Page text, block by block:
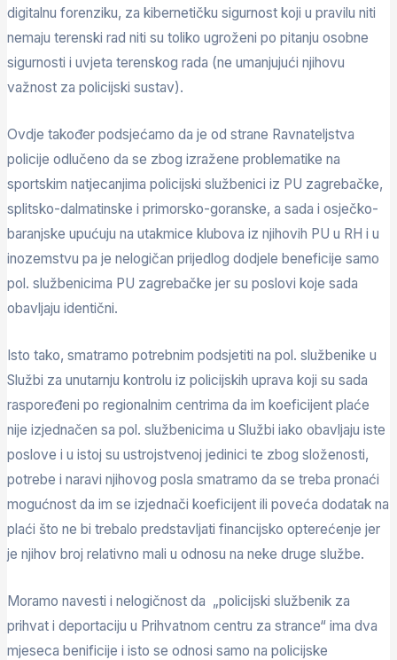
digitalnu forenziku, za kibernetičku sigurnost koji u pravilu niti
nemaju terenski rad niti su toliko ugroženi po pitanju osobne
sigurnosti i uvjeta terenskog rada (ne umanjujući njihovu
važnost za policijski sustav).
Ovdje također podsjećamo da je od strane Ravnateljstva
policije odlučeno da se zbog izražene problematike na
sportskim natjecanjima policijski službenici iz PU zagrebačke,
splitsko-dalmatinske i primorsko-goranske, a sada i osječko-
baranjske upućuju na utakmice klubova iz njihovih PU u RH i u
inozemstvu pa je nelogičan prijedlog dodjele beneficije samo
pol. službenicima PU zagrebačke jer su poslovi koje sada
obavljaju identični.
Isto tako, smatramo potrebnim podsjetiti na pol. službenike u
Službi za unutarnju kontrolu iz policijskih uprava koji su sada
raspoređeni po regionalnim centrima da im koeficijent plaće
nije izjednačen sa pol. službenicima u Službi iako obavljaju iste
poslove i u istoj su ustrojstvenoj jedinici te zbog složenosti,
potrebe i naravi njihovog posla smatramo da se treba pronaći
mogućnost da im se izjednači koeficijent ili poveća dodatak na
plaći što ne bi trebalo predstavljati financijsko opterećenje jer
je njihov broj relativno mali u odnosu na neke druge službe.
Moramo navesti i nelogičnost da „policijski službenik za
prihvat i deportaciju u Prihvatnom centru za strance“ ima dva
mjeseca benificije i isto se odnosi samo na policijske